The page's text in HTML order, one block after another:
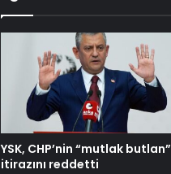
YSK, CHP’nin “mutlak butlan”
itirazını reddetti